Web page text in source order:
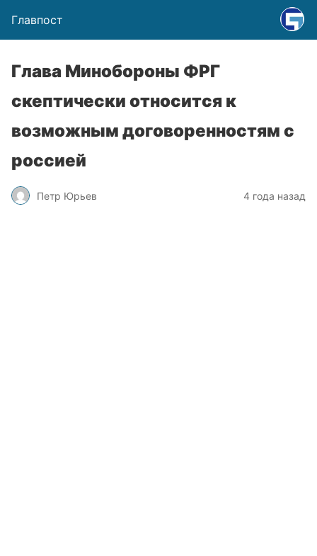
Главпост
Глава Минобороны ФРГ
скептически относится к
возможным договоренностям с
россией
Петр Юрьев 4 года назад